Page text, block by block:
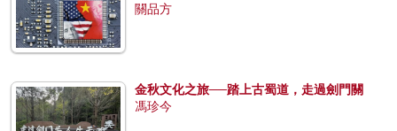
關品方
金秋文化之旅──踏上古蜀道，走過劍門關
馮珍今